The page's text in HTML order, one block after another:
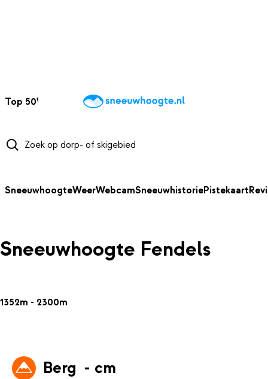
Top 50Webcams WintersportweerKaarten
SneeuwhoogteWeerWebcamSneeuwhistoriePistekaart
Sneeuwhoogte Fendels
1352m - 2300m
Berg - cm